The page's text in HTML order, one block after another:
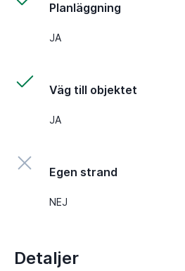
Planläggning
JA
Väg till objektet
JA
Egen strand
NEJ
Detaljer